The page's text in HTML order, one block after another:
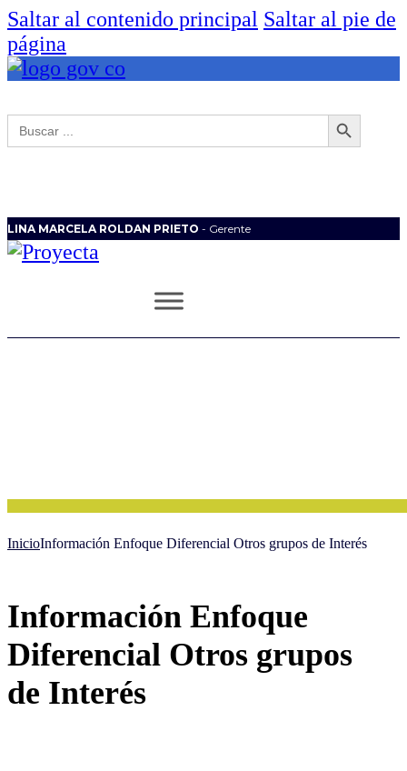
Saltar al contenido principal Saltar al pie de
página
Buscar: Botón de búsqueda
LINA MARCELA ROLDAN PRIETO - Gerente
InicioInformación Enfoque Diferencial Otros grupos de Interés
Información Enfoque
Diferencial Otros grupos
de Interés